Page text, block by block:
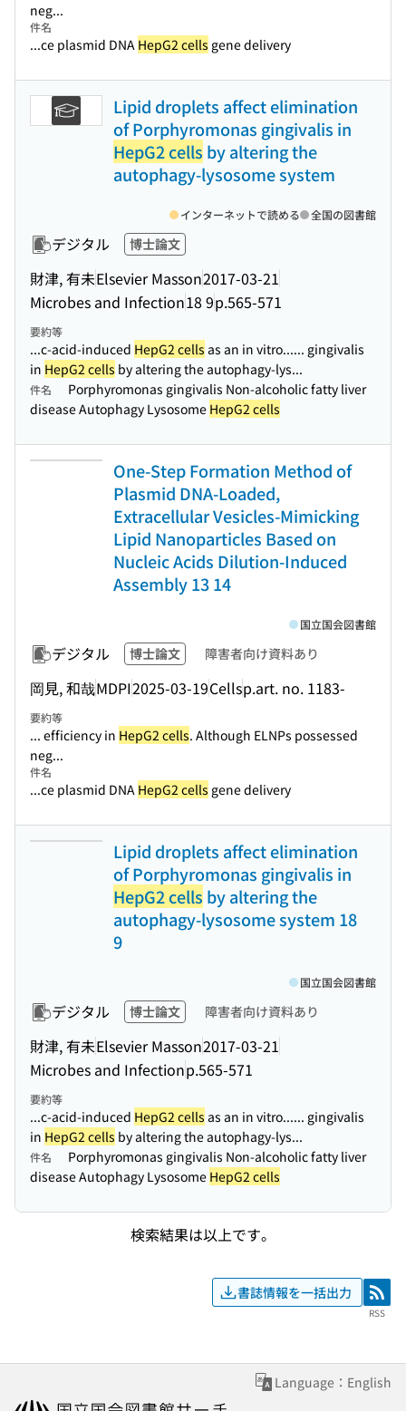
neg...
件名
...ce plasmid DNA HepG2 cells gene delivery
Lipid droplets affect elimination
of Porphyromonas gingivalis in
HepG2 cells by altering the
autophagy-lysosome system
デジタル 博士論文
財津, 有未Elsevier Masson2017-03-21
Microbes and Infection18 9p.565-571
インターネットで読める 全国の図書館
要約等
...c-acid-induced HepG2 cells as an in vitro...... gingivalis
in HepG2 cells by altering the autophagy-lys...
件名
Porphyromonas gingivalis Non-alcoholic fatty liver
disease Autophagy Lysosome HepG2 cells
One-Step Formation Method of
Plasmid DNA-Loaded,
Extracellular Vesicles-Mimicking
Lipid Nanoparticles Based on
Nucleic Acids Dilution-Induced
Assembly 13 14
デジタル 博士論文 障害者向け資料あり
岡見, 和哉MDPI2025-03-19Cellsp.art. no. 1183-
国立国会図書館
要約等
... efficiency in HepG2 cells. Although ELNPs possessed
neg...
件名
...ce plasmid DNA HepG2 cells gene delivery
Lipid droplets affect elimination
of Porphyromonas gingivalis in
HepG2 cells by altering the
autophagy-lysosome system 18
9
デジタル 博士論文 障害者向け資料あり
財津, 有未Elsevier Masson2017-03-21
Microbes and Infectionp.565-571
国立国会図書館
要約等
...c-acid-induced HepG2 cells as an in vitro...... gingivalis
in HepG2 cells by altering the autophagy-lys...
件名
Porphyromonas gingivalis Non-alcoholic fatty liver
disease Autophagy Lysosome HepG2 cells
検索結果は以上です。
書誌情報を一括出力 RSS
RSS
Language：English